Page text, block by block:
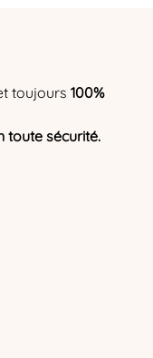
toujours 100%
toute sécurité.